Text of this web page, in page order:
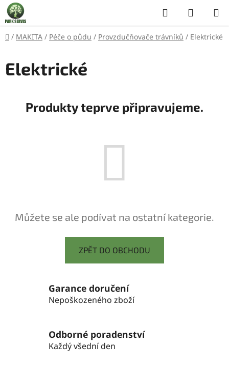
Přejít
na
obsah
Hledat
KOŠÍK
Domů
/ MAKITA / Péče o půdu / Provzdučňovače trávníků / Elektrické
Elektrické
Produkty teprve připravujeme.
Můžete se ale podívat na ostatní kategorie.
ZPĚT DO OBCHODU
Garance doručení
Nepoškozeného zboží
Odborné poradenství
Každý všední den